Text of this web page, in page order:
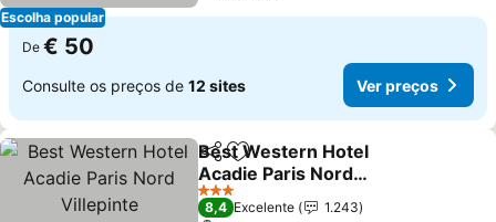
Escolha popular
De € 50
Consulte os preços de 12 sites Ver preços
PartilharAdicionar aos favoritos
Best Western Hotel
Acadie Paris Nord
Villepinte
3 Estrelas
8,4 Excelente
1.243